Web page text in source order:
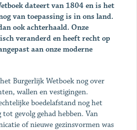
dateert van 1804 en is het
van toepassing is in ons land.
ook achterhaald. Onze
veranderd en heeft recht op
aan onze moderne
Burgerlijk Wetboek nog over
wallen en vestigingen.
boedelafstand nog het
gevolg gehad hebben. Van
of nieuwe gezinsvormen was